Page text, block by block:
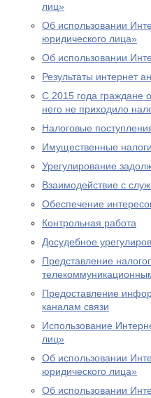
лиц»
Об использовании
юридического лица»
Об использовании
Результаты интернет
С 2015 года граждане
него не приходило
Налоговые
Имущественные
Урегулирование
Взаимодействие с
Обеспечение
Контрольная работа
Досудебное
Представление
Предоставление
каналам связи
Использование
лиц»
Об использовании
юридического лица»
Об использовании